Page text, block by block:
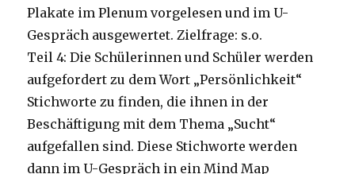
Plakate im Plenum vorgelesen und im U-
Gespräch ausgewertet. Zielfrage: s.o.
Teil 4: Die Schülerinnen und Schüler werden
aufgefordert zu dem Wort „Persönlichkeit“
Stichworte zu finden, die ihnen in der
Beschäftigung mit dem Thema „Sucht“
aufgefallen sind. Diese Stichworte werden
dann im U-Gespräch in ein Mind Map